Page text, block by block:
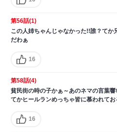
第56話(1)
この人姉ちゃんじゃなかった!!誰？てか
だわぁ
16
第58話(4)
貧民街の時の子かぁ～あのネマの言葉
てかヒールランめっちゃ皆に慕われてお
16